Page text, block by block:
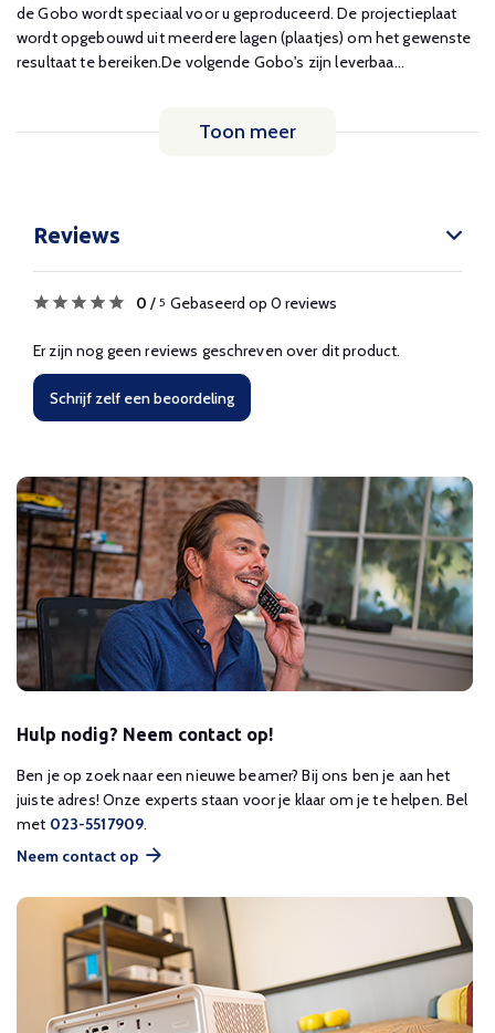
de Gobo wordt speciaal voor u geproduceerd. De projectieplaat
wordt opgebouwd uit meerdere lagen (plaatjes) om het gewenste
resultaat te bereiken.De volgende Gobo's zijn leverbaa...
Toon meer
Reviews
0 / 5 Gebaseerd op 0 reviews
Er zijn nog geen reviews geschreven over dit product.
Schrijf zelf een beoordeling
Hulp nodig? Neem contact op!
Ben je op zoek naar een nieuwe beamer? Bij ons ben je aan het
juiste adres! Onze experts staan voor je klaar om je te helpen. Bel
met 023-5517909.
Neem contact op